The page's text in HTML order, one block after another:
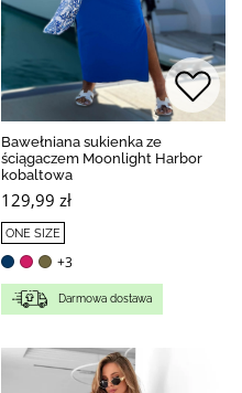
Bawełniana sukienka ze
ściągaczem Moonlight Harbor
kobaltowa
129,99 zł
ONE SIZE
+3
Darmowa dostawa